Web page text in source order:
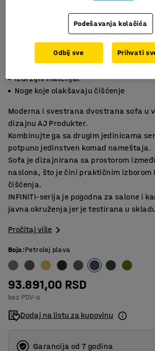
Proširivo za optimalnu upotrebu
Izdržljiv materijal
Noge koje olakšavaju čišćenje
Moderna i svestrana dvostrana sofa u
dizajnu AJ Produkter.
Kombinujte ga sa drugim jedinicama
potpuno jedinstven komad nameštaja.
Sofa je dizajnirana sa prostorom
naslona, što je čini praktičnim izborom
čišćenja.
INFINITI-serija je pogodna za salone i
javna okruženja jer je testirana u skladu
Pročitaj više
Boja:Petrolej plava
93.891,00 RSD
bez PDV-a
Dodaj na listu za kupovinu
Garancija od 7 godina
Podešavanja kolačića
Odbij sve Prihvati